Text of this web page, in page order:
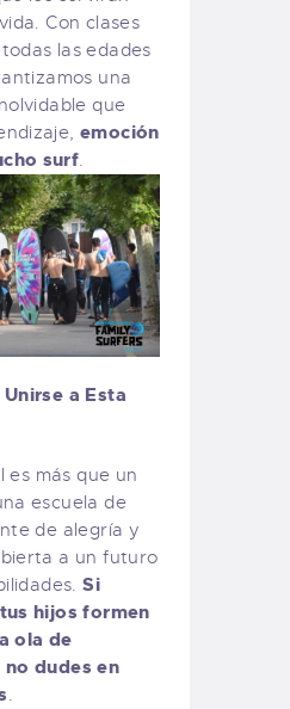
Con clases
las edades
una
que
emoción
surf.
a Esta
es más que un
escuela de
de alegría y
a un futuro
Si
hijos formen
ola de
dudes en
.